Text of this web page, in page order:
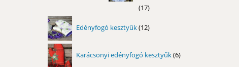
1717
Edényfogó kesztyűk 12
termék
Karácsonyi edényfogó kesztyűk 6
termék